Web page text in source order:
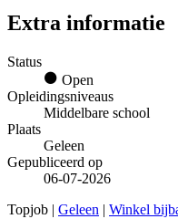
Extra informatie
Status
Open
Opleidingsniveaus
Middelbare school
Plaats
Geleen
Gepubliceerd op
06-07-2026
Topjob | Geleen | Winkel